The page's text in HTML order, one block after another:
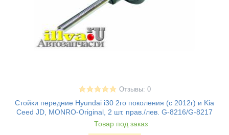
Отзывы: 0
Стойки передние Hyundai i30 2го поколения (с 2012г) и Kia
Ceed JD, MONRO-Original, 2 шт. прав./лев. G-8216/G-8217
Товар под заказ